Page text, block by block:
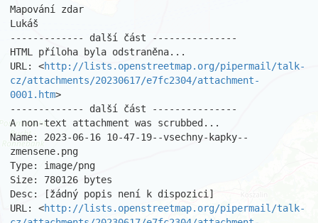
Mapování zdar
Lukáš
------------- další část ---------------
HTML příloha byla odstraněna...
URL: <http://lists.openstreetmap.org/pipermail/talk-
cz/attachments/20230617/e7fc2304/attachment-
0001.htm>
------------- další část ---------------
A non-text attachment was scrubbed...
Name: 2023-06-16 10-47-19--vsechny-kapky--
zmensene.png
Type: image/png
Size: 780126 bytes
Desc: [žádný popis není k dispozici]
URL: <http://lists.openstreetmap.org/pipermail/talk-